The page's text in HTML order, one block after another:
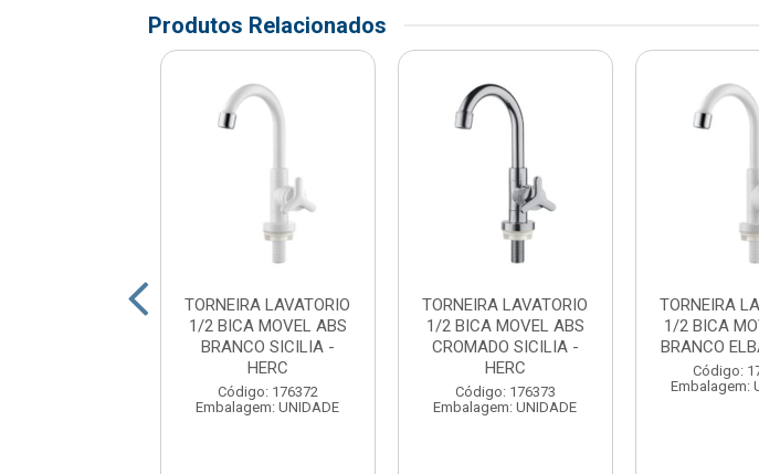
Produtos Relacionados
TORNEIRA LAVATORIO
1/2 BICA MOVEL ABS
BRANCO SICILIA -
HERC
Código: 176372
Embalagem: UNIDADE
TORNEIRA LAVATORIO
1/2 BICA MOVEL ABS
CROMADO SICILIA -
HERC
Código: 176373
Embalagem: UNIDADE
TORNEIRA
1/2 BICA
BRANCO
Código:
Embalagem: